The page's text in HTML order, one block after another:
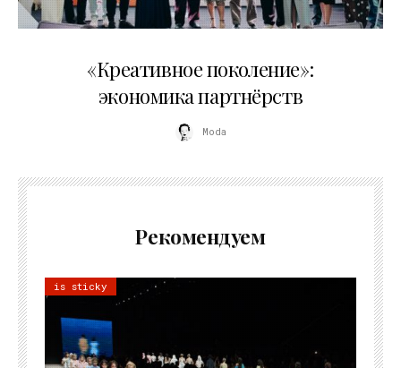
«Креативное поколение»:
экономика партнёрств
Moda
Рекомендуем
is sticky